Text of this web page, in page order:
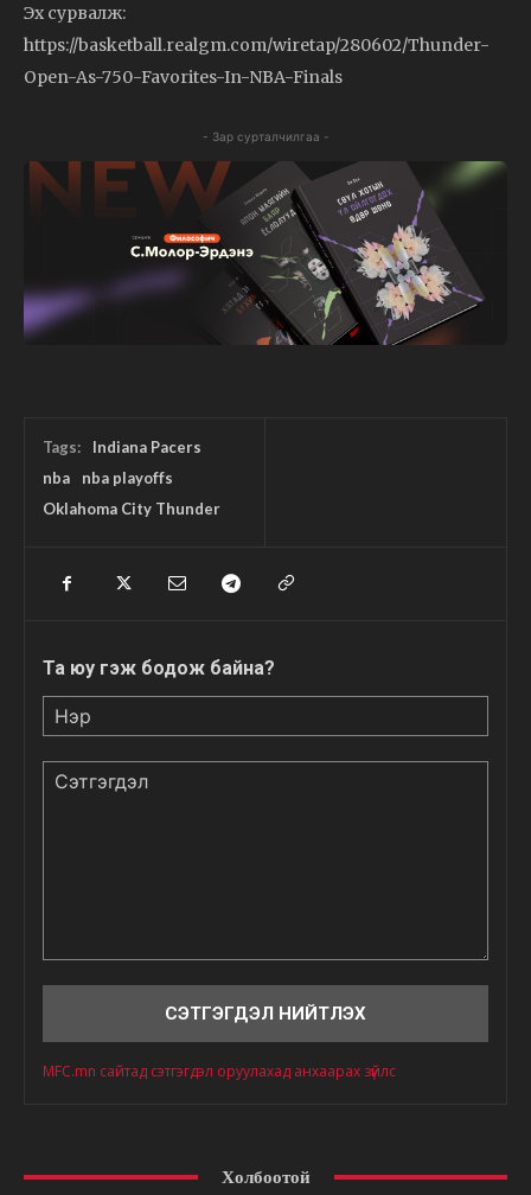
Эх сурвалж:
https://basketball.realgm.com/wiretap/280602/Thunder-
Open-As-750-Favorites-In-NBA-Finals
- Зар сурталчилгаа -
Tags:
Indiana Pacers
nba
nba playoffs
Oklahoma City Thunder
Та юу гэж бодож байна?
MFC.mn сайтад сэтгэгдэл оруулахад анхаарах зүйлс
Холбоотой